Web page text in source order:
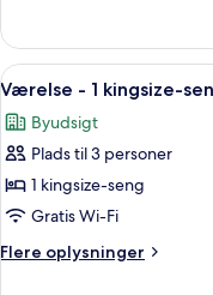
seng
(MEDIUM)
-
kingsize-
(MEDIUM)
Indlæs
alle
billeder
af
Værelse
-
1
kingsize-
7
Værelse - 1 kingsize-
Byudsigt
Plads til 3 personer
1 kingsize-seng
Gratis Wi-Fi
Flere oplysninger
Flere